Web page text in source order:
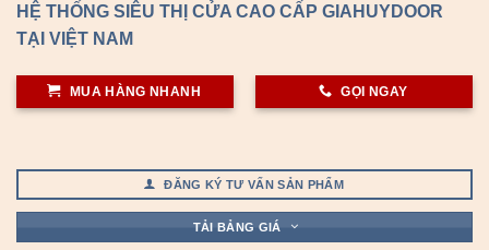
HỆ THỐNG SIÊU THỊ CỬA CAO CẤP GIAHUYDOOR
TẠI VIỆT NAM
MUA HÀNG NHANH GỌI NGAY
ĐĂNG KÝ TƯ VẤN SẢN PHẨM
TẢI BẢNG GIÁ